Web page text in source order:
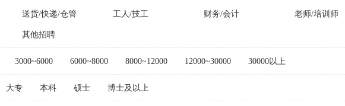
送货/快递/仓管 工人/技工 财务/会计 老师/培训师
其他招聘
3000~6000 6000~8000 8000~12000 12000~30000 30000以上
大专 本科 硕士 博士及以上